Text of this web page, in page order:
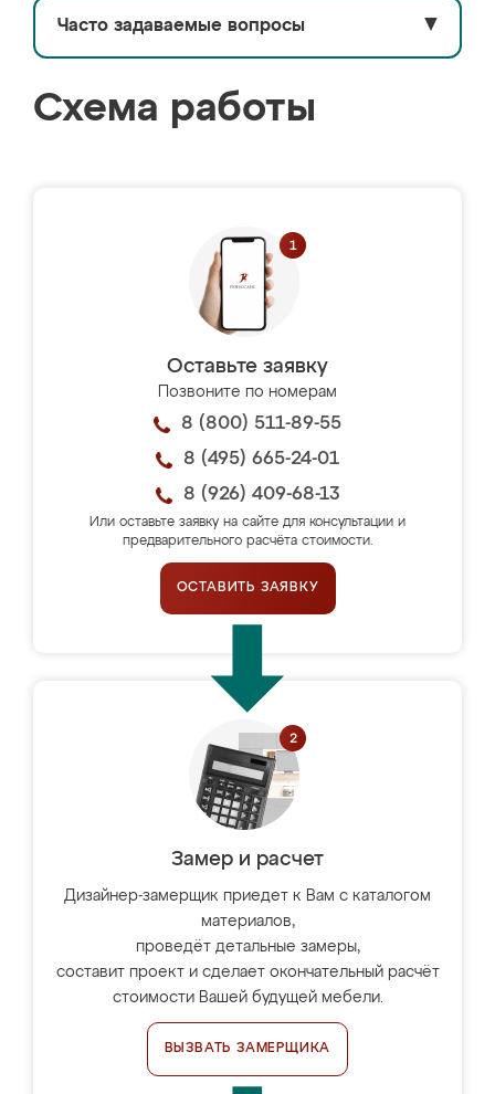
Часто задаваемые вопросы ▼
Схема работы
Оставьте заявку
Позвоните по номерам
8 (800) 511-89-55
8 (495) 665-24-01
8 (926) 409-68-13
Или оставьте заявку на сайте для консультации и
предварительного расчёта стоимости.
ОСТАВИТЬ ЗАЯВКУ
Замер и расчет
Дизайнер-замерщик приедет к Вам с каталогом
материалов,
проведёт детальные замеры,
составит проект и сделает окончательный расчёт
стоимости Вашей будущей мебели.
ВЫЗВАТЬ ЗАМЕРЩИКА